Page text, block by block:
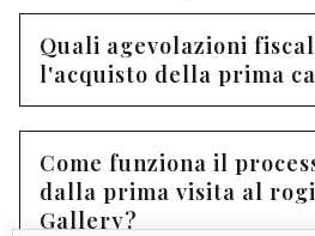
Quali agevolazioni
l'acquisto della prima
Come funziona il
dalla prima visita al
Gallery?